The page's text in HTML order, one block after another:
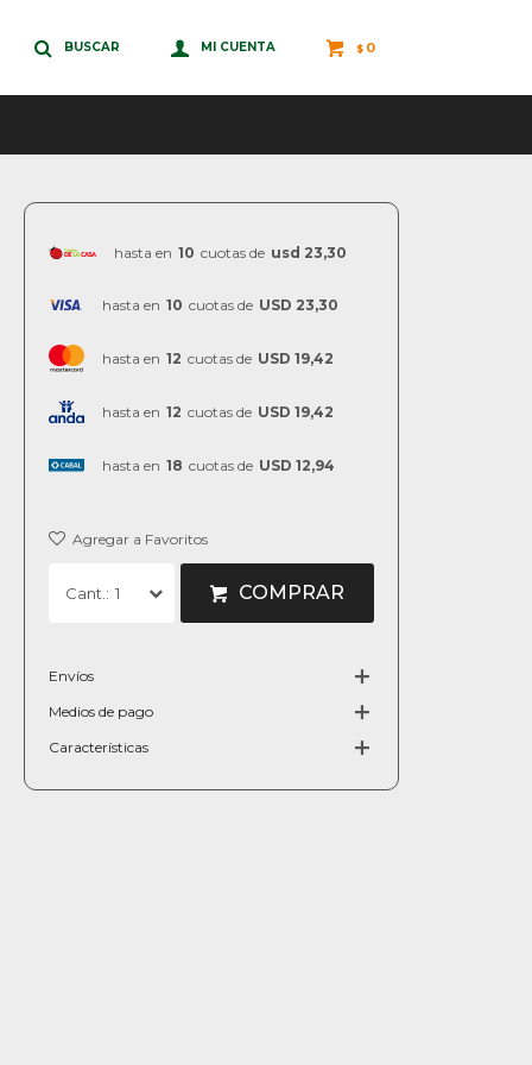
$ 0
hasta en 10 cuotas de usd 23,30
hasta en 10 cuotas de USD 23,30
hasta en 12 cuotas de USD 19,42
hasta en 12 cuotas de USD 19,42
hasta en 18 cuotas de USD 12,94
1 COMPRAR
Envíos
Medios de pago
Características